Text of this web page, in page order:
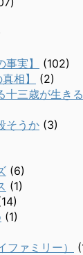
実】
(102)
相】
(2)
十三歳が生き
そうか (3)
(6)
(1)
(1)
ァミリー）